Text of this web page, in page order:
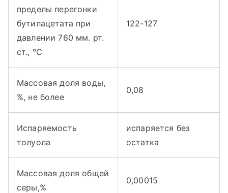
пределы перегонки
бутилацетата при
давлении 760 мм. рт.
ст., °С
122-127
Массовая доля воды,
%, не более
0,08
Испаряемость
толуола
испаряется без
остатка
Массовая доля общей
серы,%
0,00015